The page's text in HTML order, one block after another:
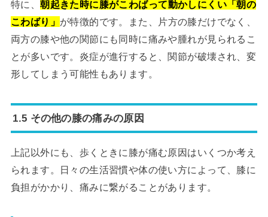
特に、朝起きた時に膝がこわばって動かしにくい「朝の
こわばり」 が特徴的です。また、片方の膝だけでなく、
両方の膝や他の関節にも同時に痛みや腫れが見られるこ
とが多いです。炎症が進行すると、関節が破壊され、変
形してしまう可能性もあります。
1.5 その他の膝の痛みの原因
上記以外にも、歩くときに膝が痛む原因はいくつか考え
られます。日々の生活習慣や体の使い方によって、膝に
負担がかかり、痛みに繋がることがあります。